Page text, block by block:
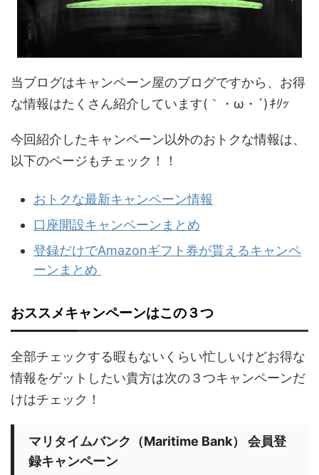
当ブログはキャンペーン屋のブログですから、お得
な情報はたくさん紹介しています(｀・ω・´)ｷﾘｯ
今回紹介したキャンペーン以外のおトクな情報は、
以下のページもチェック！！
おトクな最新キャンペーン情報
口座開設キャンペーンまとめ
登録だけでAmazonギフト券が貰えるキャンペ
ーンまとめ
おススメキャンペーンはこの３つ
全部チェックする暇もないくらい忙しいけどお得な
情報をゲットしたい貴方は次の３つキャンペーンだ
けはチェック！
マリタイムバンク（Maritime Bank） 会員登
録キャンペーン